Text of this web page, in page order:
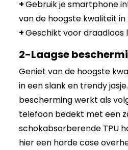
+Gebruik je smartphone
van de hoogste kwaliteit
+Geschikt voor draadloos
2-Laagse
Geniet van de hoogste
in een slank en trendy
bescherming werkt als
telefoon bedekt met een
schokabsorberende TPU
hier een harde case